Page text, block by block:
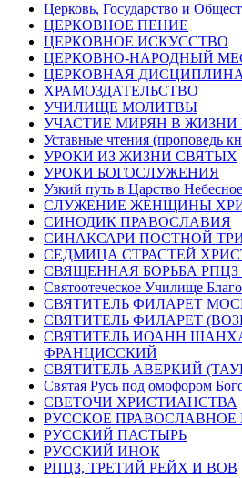
Церковь, Государство и
ЦЕРКОВНОЕ ПЕНИЕ
ЦЕРКОВНОЕ ИСКУССТВО
ЦЕРКОВНО-НАРОДНЫЙ
ЦЕРКОВНАЯ ДИСЦИПЛИНА
ХРАМОЗДАТЕЛЬСТВО
УЧИЛИЩЕ МОЛИТВЫ
УЧАСТИЕ МИРЯН В ЖИЗНИ
Уставные чтения (проповедь
УРОКИ ИЗ ЖИЗНИ СВЯТЫХ
УРОКИ БОГОСЛУЖЕНИЯ
Узкий путь в Царство Небесное
СЛУЖЕНИЕ ЖЕНЩИНЫ
СИНОДИК ПРАВОСЛАВИЯ
СИНАКСАРИ ПОСТНОЙ
СЕДМИЦА СТРАСТЕЙ
СВЯЩЕННАЯ БОРЬБА
Святоотеческое Училище
СВЯТИТЕЛЬ ФИЛАРЕТ
СВЯТИТЕЛЬ ФИЛАРЕТ
СВЯТИТЕЛЬ ИОАНН
ФРАНЦИССКИЙ
СВЯТИТЕЛЬ АВЕРКИЙ
Святая Русь под омофором
СВЕТОЧИ ХРИСТИАНСТВА
РУССКОЕ ПРАВОСЛАВНОЕ
РУССКИЙ ПАСТЫРЬ
РУССКИЙ ИНОК
РПЦЗ, ТРЕТИЙ РЕЙХ И ВОВ